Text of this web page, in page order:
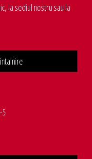
la sediul nostru sau la
5